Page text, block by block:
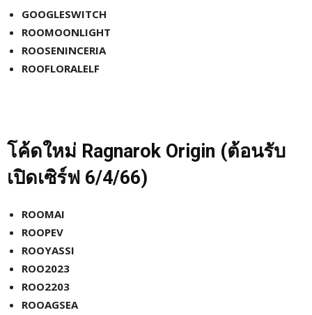
GOOGLESWITCH
ROOMOONLIGHT
ROOSENINCERIA
ROOFLORALELF
โค้ดใหม่ Ragnarok Origin (ต้อนรับ
เปิดเซิร์ฟ 6/4/66)
ROOMAI
ROOPEV
ROOYASSI
ROO2023
ROO2203
ROOAGSEA